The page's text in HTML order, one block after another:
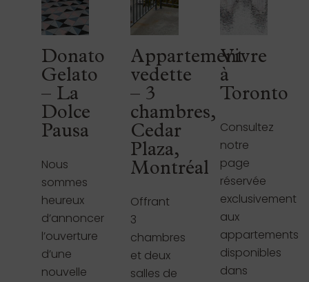
Donato
Gelato
– La
Dolce
Pausa
Nous
sommes
heureux
d’annoncer
l’ouverture
d’une
nouvelle
Appartement
vedette
– 3
chambres,
Cedar
Plaza,
Montréal
Offrant
3
chambres
et deux
salles de
Vivre
à
Toronto
Consultez
notre
page
réservée
exclusivement
aux
appartements
disponibles
dans